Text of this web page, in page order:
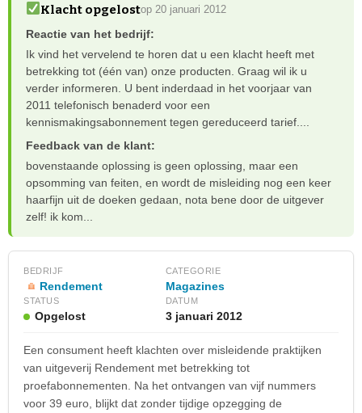
Klacht opgelostop 20 januari 2012
Reactie van het bedrijf:
Ik vind het vervelend te horen dat u een klacht heeft met
betrekking tot (één van) onze producten. Graag wil ik u
verder informeren. U bent inderdaad in het voorjaar van
2011 telefonisch benaderd voor een
kennismakingsabonnement tegen gereduceerd tarief....
Feedback van de klant:
bovenstaande oplossing is geen oplossing, maar een
opsomming van feiten, en wordt de misleiding nog een keer
haarfijn uit de doeken gedaan, nota bene door de uitgever
zelf! ik kom...
BEDRIJF
Rendement
CATEGORIE
Magazines
STATUS
Opgelost
DATUM
3 januari 2012
Een consument heeft klachten over misleidende praktijken
van uitgeverij Rendement met betrekking tot
proefabonnementen. Na het ontvangen van vijf nummers
voor 39 euro, blijkt dat zonder tijdige opzegging de